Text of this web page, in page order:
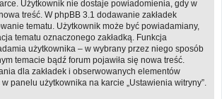
Użytkownik nie dostaje powiadomienia, gdy w
treść. W phpBB 3.1 dodawanie zakładek
tematu. Użytkownik może być powiadamiany,
tematu oznaczonego zakładką. Funkcja
użytkownika – w wybrany przez niego sposób
temacie bądź forum pojawiła się nowa treść.
dla zakładek i obserwowanych elementów
panelu użytkownika na karcie „Ustawienia witryny”.